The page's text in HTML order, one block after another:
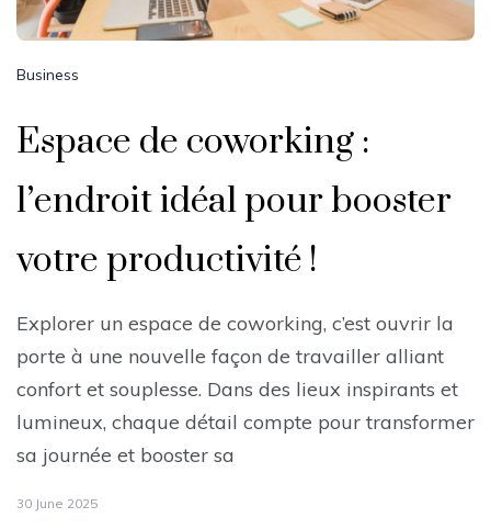
Business
Espace de coworking :
l’endroit idéal pour booster
votre productivité !
Explorer un espace de coworking, c’est ouvrir la
porte à une nouvelle façon de travailler alliant
confort et souplesse. Dans des lieux inspirants et
lumineux, chaque détail compte pour transformer
sa journée et booster sa
30 June 2025